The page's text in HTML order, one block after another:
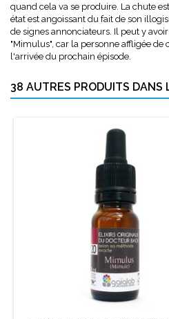
quand cela va se produire. La chute
état est angoissant du fait de son
de signes annonciateurs. Il peut y
"Mimulus", car la personne affligée
l'arrivée du prochain épisode.
38 AUTRES PRODUITS DANS